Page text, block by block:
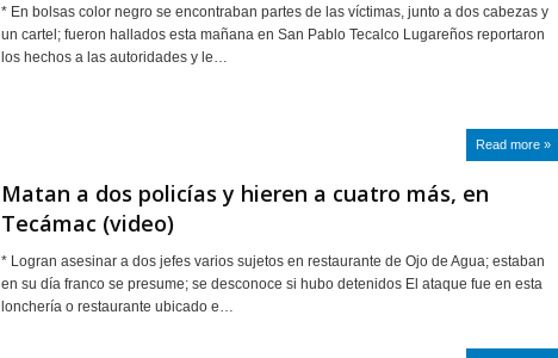
* En bolsas color negro se encontraban partes de las víctimas, junto a dos cabezas y
un cartel; fueron hallados esta mañana en San Pablo Tecalco Lugareños reportaron
los hechos a las autoridades y le…
Read more »
Matan a dos policías y hieren a cuatro más, en
Tecámac (video)
* Logran asesinar a dos jefes varios sujetos en restaurante de Ojo de Agua; estaban
en su día franco se presume; se desconoce si hubo detenidos El ataque fue en esta
lonchería o restaurante ubicado e…